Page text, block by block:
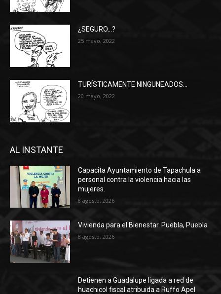
¿SEGURO…?
25 mayo, 2022
TURÍSTICAMENTE NINGUNEADOS…
20 mayo, 2022
AL INSTANTE
Capacita Ayuntamiento de Tapachula a
personal contra la violencia hacia las
mujeres.
8 agosto, 2026
Vivienda para el Bienestar. Puebla, Puebla
8 agosto, 2026
Detienen a Guadalupe ligada a red de
huachicol fiscal atribuida a Ruffo Apel